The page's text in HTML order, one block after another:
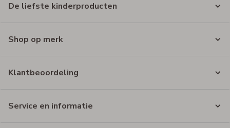
De liefste kinderproducten
Shop op merk
Klantbeoordeling
Service en informatie